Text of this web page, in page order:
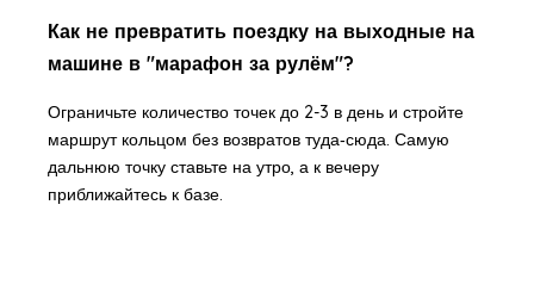
Как не превратить поездку на выходные на
машине в "марафон за рулём"?
Ограничьте количество точек до 2-3 в день и стройте
маршрут кольцом без возвратов туда‑сюда. Самую
дальнюю точку ставьте на утро, а к вечеру
приближайтесь к базе.